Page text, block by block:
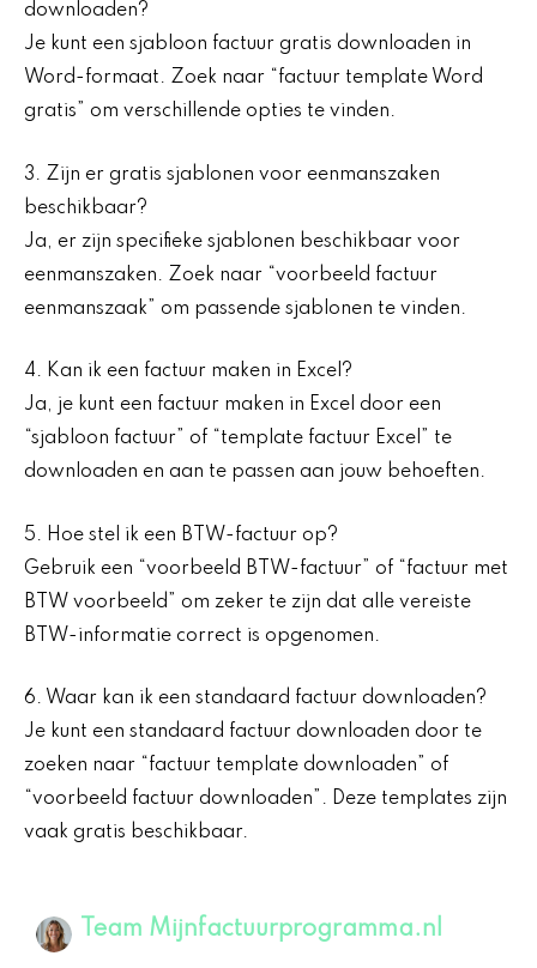
downloaden?
Je kunt een sjabloon factuur gratis downloaden in
Word-formaat. Zoek naar “factuur template Word
gratis” om verschillende opties te vinden.
3. Zijn er gratis sjablonen voor eenmanszaken
beschikbaar?
Ja, er zijn specifieke sjablonen beschikbaar voor
eenmanszaken. Zoek naar “voorbeeld factuur
eenmanszaak” om passende sjablonen te vinden.
4. Kan ik een factuur maken in Excel?
Ja, je kunt een factuur maken in Excel door een
“sjabloon factuur” of “template factuur Excel” te
downloaden en aan te passen aan jouw behoeften.
5. Hoe stel ik een BTW-factuur op?
Gebruik een “voorbeeld BTW-factuur” of “factuur met
BTW voorbeeld” om zeker te zijn dat alle vereiste
BTW-informatie correct is opgenomen.
6. Waar kan ik een standaard factuur downloaden?
Je kunt een standaard factuur downloaden door te
zoeken naar “factuur template downloaden” of
“voorbeeld factuur downloaden”. Deze templates zijn
vaak gratis beschikbaar.
Team Mijnfactuurprogramma.nl